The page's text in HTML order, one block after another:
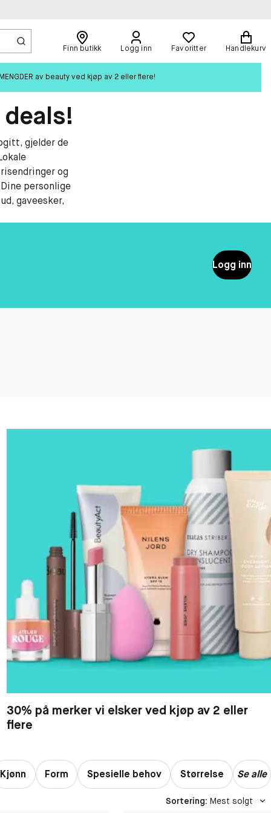
Finn butikk Logg inn Favoritter Handlekurv
av beauty ved kjøp av 2 eller flere!
gjelder de
og
personlige
gaveesker,
Logg inn
30% på merker vi elsker ved kjøp av 2 eller
flere
Kjønn Form Spesielle behov Størrelse Se alle
Sortering: Mest solgt